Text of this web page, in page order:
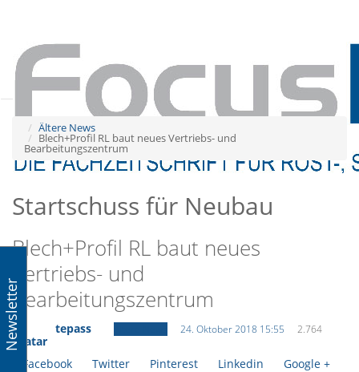
Ältere News
Blech+Profil RL baut neues Vertriebs- und
Bearbeitungszentrum
Startschuss für Neubau
Blech+Profil RL baut neues
Vertriebs- und
Bearbeitungszentrum
tepass 24. Oktober 2018 15:55 2.764
Facebook Twitter Pinterest Linkedin
Google +
Newsletter